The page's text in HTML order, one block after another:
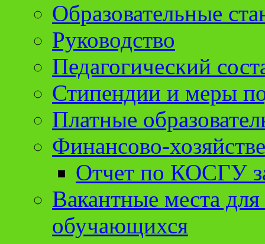
Образовательные
Руководство
Педагогический
Стипендии и меры
Платные
Финансово-
Отчет по КОСГУ
Вакантные места
обучающихся